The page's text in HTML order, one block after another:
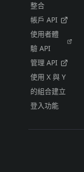
整合
帳戶 API
使用者體
驗 API
管理 API
使用 X 與 Y
的組合建立
登入功能